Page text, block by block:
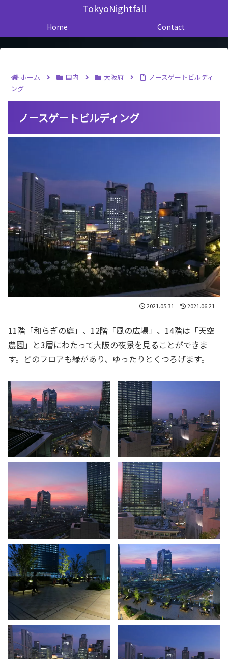
TokyoNightfall
Home Contact
ホーム 国内 大阪府
ノースゲートビルディ
ング
ノースゲートビルディング
2021.05.31 2021.06.21
11階「和らぎの庭」、12階「風の広場」、14階は「天空
農園」と3層にわたって大阪の夜景を見ることができま
す。どのフロアも緑があり、ゆったりとくつろげます。